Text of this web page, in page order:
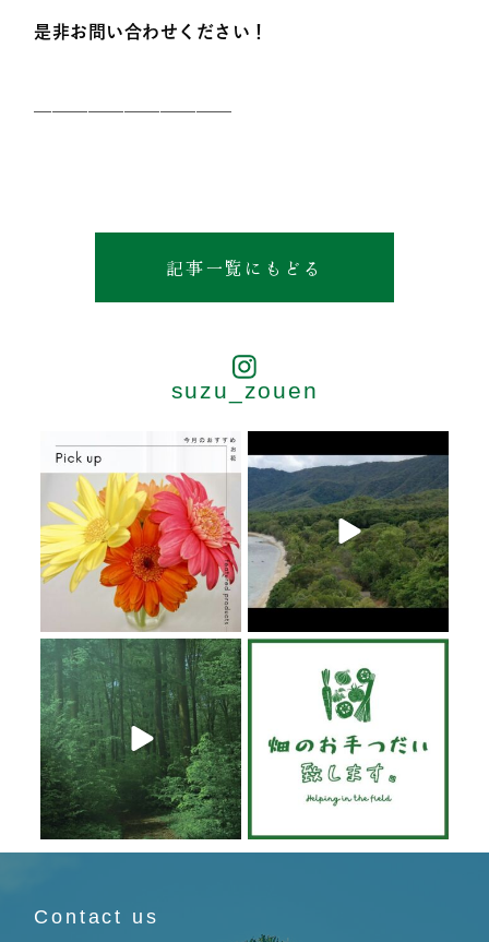
是非お問い合わせください！
———————————
記事一覧にもどる
suzu_zouen
6月 20
6月 19
Contact us